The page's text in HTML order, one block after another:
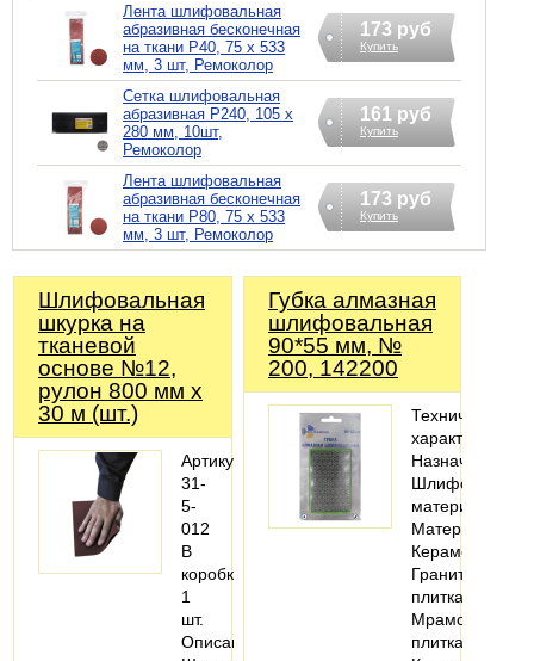
Лента шлифовальная
абразивная бесконечная
на ткани Р40, 75 х 533
мм, 3 шт, Ремоколор
173 руб
Купить
Сетка шлифовальная
абразивная Р240, 105 х
280 мм, 10шт,
Ремоколор
161 руб
Купить
Лента шлифовальная
абразивная бесконечная
на ткани Р80, 75 х 533
мм, 3 шт, Ремоколор
173 руб
Купить
Шлифовальная
шкурка на
тканевой
основе №12,
рулон 800 мм х
30 м (шт.)
Артикул:
31-
5-
012
В
коробке:
1
шт.
Описание:
Губка алмазная
шлифовальная
90*55 мм, №
200, 142200
Технические
характеристики
Назначение:
Шлифовать
материал
Материалы:
Керамогранит;
Гранитная
плитка;
Мраморная
плитка;